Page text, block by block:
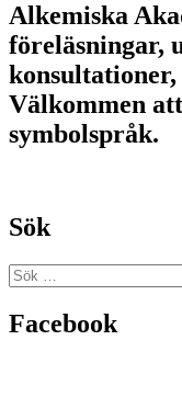
Alkemiska
föreläsningar,
konsultationer,
Välkommen
symbolspråk.
Sök
Sök
efter:
Facebook